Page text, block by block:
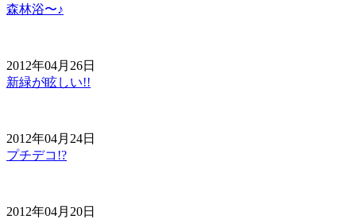
森林浴〜♪
2012年04月26日
新緑が眩しい!!
2012年04月24日
プチデコ!?
2012年04月20日